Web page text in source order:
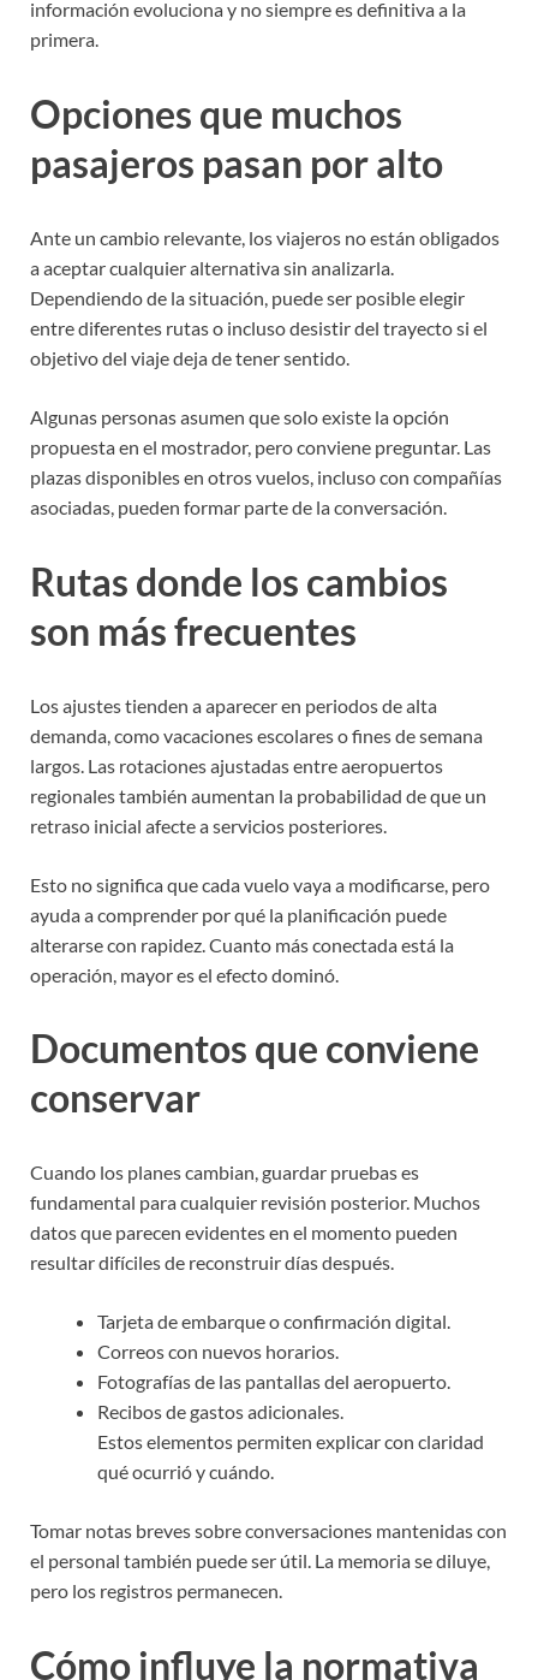
información evoluciona y no siempre es definitiva a la
primera.
Opciones que muchos
pasajeros pasan por alto
Ante un cambio relevante, los viajeros no están obligados
a aceptar cualquier alternativa sin analizarla.
Dependiendo de la situación, puede ser posible elegir
entre diferentes rutas o incluso desistir del trayecto si el
objetivo del viaje deja de tener sentido.
Algunas personas asumen que solo existe la opción
propuesta en el mostrador, pero conviene preguntar. Las
plazas disponibles en otros vuelos, incluso con compañías
asociadas, pueden formar parte de la conversación.
Rutas donde los cambios
son más frecuentes
Los ajustes tienden a aparecer en periodos de alta
demanda, como vacaciones escolares o fines de semana
largos. Las rotaciones ajustadas entre aeropuertos
regionales también aumentan la probabilidad de que un
retraso inicial afecte a servicios posteriores.
Esto no significa que cada vuelo vaya a modificarse, pero
ayuda a comprender por qué la planificación puede
alterarse con rapidez. Cuanto más conectada está la
operación, mayor es el efecto dominó.
Documentos que conviene
conservar
Cuando los planes cambian, guardar pruebas es
fundamental para cualquier revisión posterior. Muchos
datos que parecen evidentes en el momento pueden
resultar difíciles de reconstruir días después.
Tarjeta de embarque o confirmación digital.
Correos con nuevos horarios.
Fotografías de las pantallas del aeropuerto.
Recibos de gastos adicionales.
Estos elementos permiten explicar con claridad
qué ocurrió y cuándo.
Tomar notas breves sobre conversaciones mantenidas con
el personal también puede ser útil. La memoria se diluye,
pero los registros permanecen.
Cómo influye la normativa